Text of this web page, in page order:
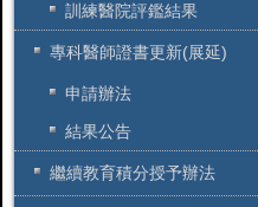
訓練醫院評鑑結果
專科醫師證書更新(展延)
申請辦法
結果公告
繼續教育積分授予辦法